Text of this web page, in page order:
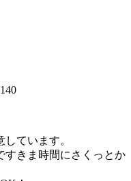
ています。
すきま時間にさくっとか